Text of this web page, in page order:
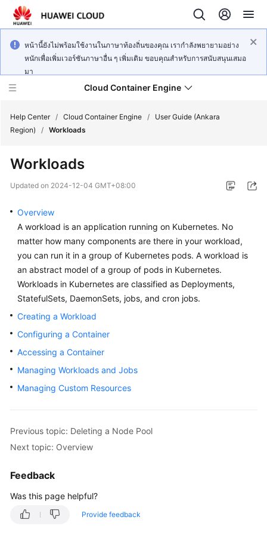
หน้านี้ยังไม่พร้อมใช้งานในภาษาท้องถิ่นของคุณ เรากำลังพยายามอย่าง
หนักเพื่อเพิ่มเวอร์ชันภาษาอื่น ๆ เพิ่มเติม ขอบคุณสำหรับการสนับสนุนเสมอ
มา
Cloud Container Engine
What's
Product
Bulletin
Service
Overview
Kubernetes
Basics
Getting
Started
Guide
Practices
API
Reference
Help Center / Cloud Container Engine /
User Guide (Ankara
Region)
/ Workloads
Workloads
Updated on 2024-12-04 GMT+08:00
Overview
A workload is an application running on Kubernetes. No
matter how many components are there in your workload,
you can run it in a group of Kubernetes pods. A workload is
an abstract model of a group of pods in Kubernetes.
Workloads in Kubernetes are classified as Deployments,
StatefulSets, DaemonSets, jobs, and cron jobs.
Creating a Workload
Configuring a Container
Accessing a Container
Managing Workloads and Jobs
Managing Custom Resources
Previous topic: Deleting a Node Pool
Next topic: Overview
Feedback
Was this page helpful?
Provide feedback